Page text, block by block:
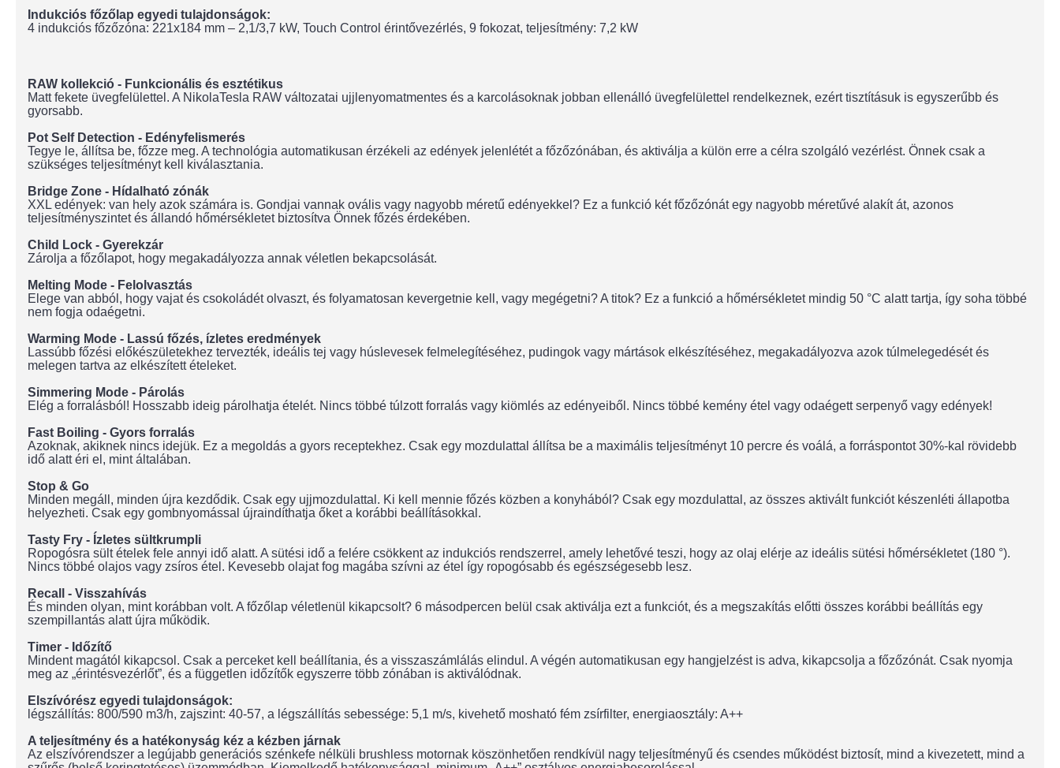
Indukciós főzőlap egyedi tulajdonságok:
4 indukciós főzőzóna: 221x184 mm – 2,1/3,7 kW, Touch Control érintővezérlés, 9 fokozat, teljesítmény: 7,2 kW
RAW kollekció - Funkcionális és esztétikus
Matt fekete üvegfelülettel. A NikolaTesla RAW változatai ujjlenyomatmentes és a karcolásoknak jobban ellenálló üvegfelülettel rendelkeznek, ezért tisztításuk is egyszerűbb és
gyorsabb.
Pot Self Detection - Edényfelismerés
Tegye le, állítsa be, főzze meg. A technológia automatikusan érzékeli az edények jelenlétét a főzőzónában, és aktiválja a külön erre a célra szolgáló vezérlést. Önnek csak a
szükséges teljesítményt kell kiválasztania.
Bridge Zone - Hídalható zónák
XXL edények: van hely azok számára is. Gondjai vannak ovális vagy nagyobb méretű edényekkel? Ez a funkció két főzőzónát egy nagyobb méretűvé alakít át, azonos
teljesítményszintet és állandó hőmérsékletet biztosítva Önnek főzés érdekében.
Child Lock - Gyerekzár
Zárolja a főzőlapot, hogy megakadályozza annak véletlen bekapcsolását.
Melting Mode - Felolvasztás
Elege van abból, hogy vajat és csokoládét olvaszt, és folyamatosan kevergetnie kell, vagy megégetni? A titok? Ez a funkció a hőmérsékletet mindig 50 °C alatt tartja, így soha többé
nem fogja odaégetni.
Warming Mode - Lassú főzés, ízletes eredmények
Lassúbb főzési előkészületekhez tervezték, ideális tej vagy húslevesek felmelegítéséhez, pudingok vagy mártások elkészítéséhez, megakadályozva azok túlmelegedését és
melegen tartva az elkészített ételeket.
Simmering Mode - Párolás
Elég a forralásból! Hosszabb ideig párolhatja ételét. Nincs többé túlzott forralás vagy kiömlés az edényeiből. Nincs többé kemény étel vagy odaégett serpenyő vagy edények!
Fast Boiling - Gyors forralás
Azoknak, akiknek nincs idejük. Ez a megoldás a gyors receptekhez. Csak egy mozdulattal állítsa be a maximális teljesítményt 10 percre és voálá, a forráspontot 30%-kal rövidebb
idő alatt éri el, mint általában.
Stop & Go
Minden megáll, minden újra kezdődik. Csak egy ujjmozdulattal. Ki kell mennie főzés közben a konyhából? Csak egy mozdulattal, az összes aktivált funkciót készenléti állapotba
helyezheti. Csak egy gombnyomással újraindíthatja őket a korábbi beállításokkal.
Tasty Fry - Ízletes sültkrumpli
Ropogósra sült ételek fele annyi idő alatt. A sütési idő a felére csökkent az indukciós rendszerrel, amely lehetővé teszi, hogy az olaj elérje az ideális sütési hőmérsékletet (180 °).
Nincs többé olajos vagy zsíros étel. Kevesebb olajat fog magába szívni az étel így ropogósabb és egészségesebb lesz.
Recall - Visszahívás
És minden olyan, mint korábban volt. A főzőlap véletlenül kikapcsolt? 6 másodpercen belül csak aktiválja ezt a funkciót, és a megszakítás előtti összes korábbi beállítás egy
szempillantás alatt újra működik.
Timer - Időzítő
Mindent magától kikapcsol. Csak a perceket kell beállítania, és a visszaszámlálás elindul. A végén automatikusan egy hangjelzést is adva, kikapcsolja a főzőzónát. Csak nyomja
meg az „érintésvezérlőt”, és a független időzítők egyszerre több zónában is aktiválódnak.
Elszívórész egyedi tulajdonságok:
légszállítás: 800/590 m3/h, zajszint: 40-57, a légszállítás sebessége: 5,1 m/s, kivehető mosható fém zsírfilter, energiaosztály: A++
A teljesítmény és a hatékonyság kéz a kézben járnak
Az elszívórendszer a legújabb generációs szénkefe nélküli brushless motornak köszönhetően rendkívül nagy teljesítményű és csendes működést biztosít, mind a kivezetett, mind a